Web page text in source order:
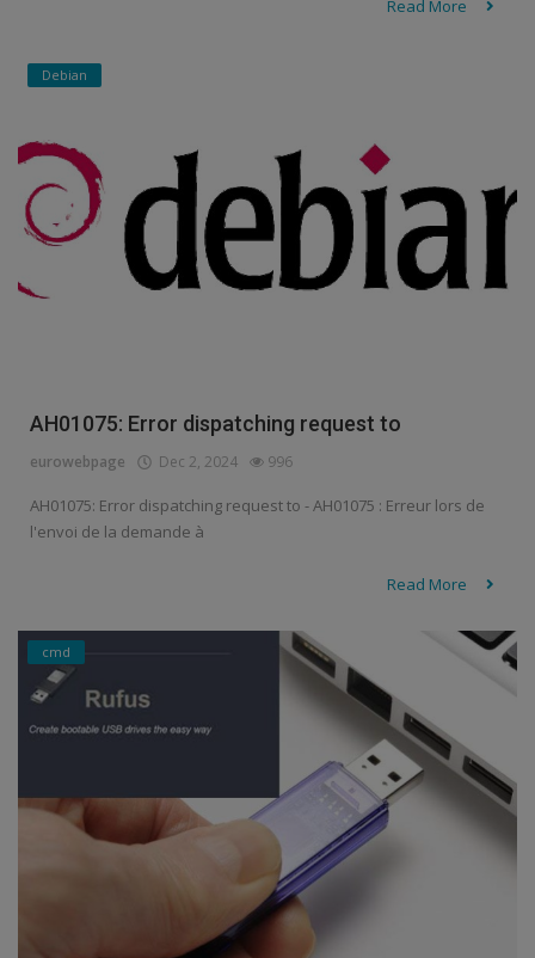
Read More
Debian
AH01075: Error dispatching request to
eurowebpage Dec 2, 2024 996
AH01075: Error dispatching request to - AH01075 : Erreur lors de
l'envoi de la demande à
Read More
cmd